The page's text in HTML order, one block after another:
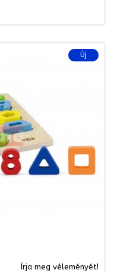
Új
Írja meg véleményét!